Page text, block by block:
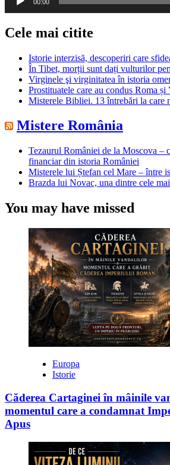
00:00
Cele mai citite
Istorie interzisă, descoperiri care
În Tibet, morții sunt dați vulturilor
Virginele şi virginitatea în istoria
Prostituatele care au condus Roma și
Misterele Bibliei. 13 întrebări la care
Mistere România
Tezaurul României de la Moscova –
financiar din istoria României
Misterele lui Ștefan cel Mare – între
Brazda lui Novac, una dintre cele
You may have missed
Europa
Istorie
Căderea Cartaginei în mâinile
momentul care a condamnat
Apus